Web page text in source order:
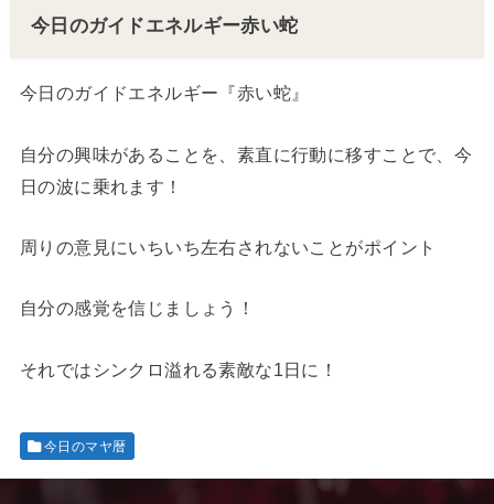
今日のガイドエネルギー赤い蛇
今日のガイドエネルギー『赤い蛇』
自分の興味があることを、素直に行動に移すことで、今
日の波に乗れます！
周りの意見にいちいち左右されないことがポイント
自分の感覚を信じましょう！
それではシンクロ溢れる素敵な1日に！
今日のマヤ暦